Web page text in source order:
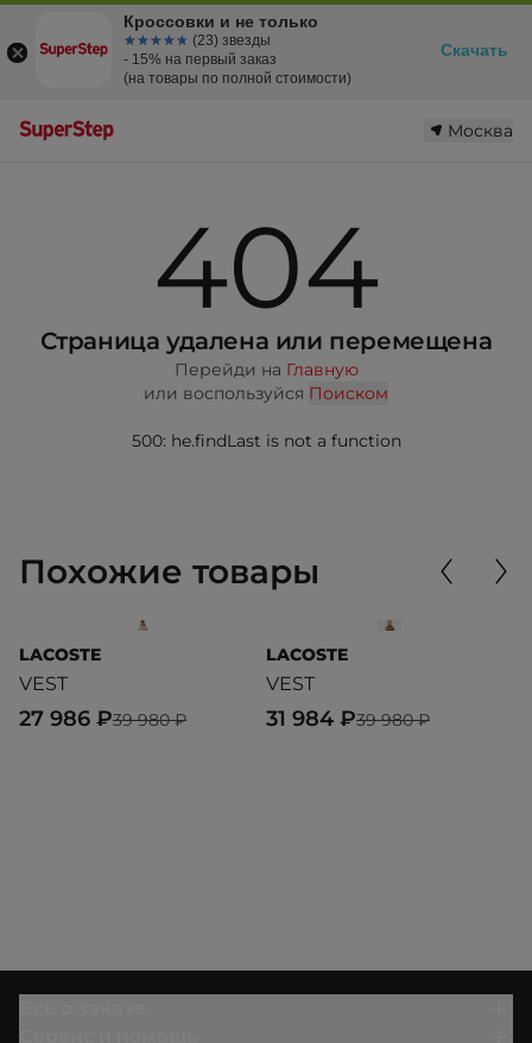
Москва
404
Страница удалена или перемещена
Перейди на Главную
или воспользуйся Поиском
500: he.findLast is not a function
Похожие товары
LACOSTE
VEST
39 980 ₽
27 986 ₽
LACOSTE
VEST
39 980 ₽
31 984 ₽
Кроссовки и не только
☆☆☆☆☆
★★★★★ (23) звезды
- 15% на первый заказ
(на товары по полной стоимости)
Скачать